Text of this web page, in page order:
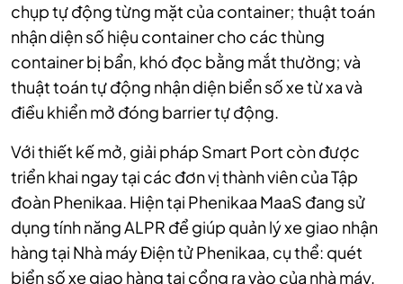
chụp tự động từng mặt của container; thuật toán
nhận diện số hiệu container cho các thùng
container bị bẩn, khó đọc bằng mắt thường; và
thuật toán tự động nhận diện biển số xe từ xa và
điều khiển mở đóng barrier tự động.
Với thiết kế mở, giải pháp Smart Port còn được
triển khai ngay tại các đơn vị thành viên của Tập
đoàn Phenikaa. Hiện tại Phenikaa MaaS đang sử
dụng tính năng ALPR để giúp quản lý xe giao nhận
hàng tại Nhà máy Điện tử Phenikaa, cụ thể: quét
biển số xe giao hàng tại cổng ra vào của nhà máy,